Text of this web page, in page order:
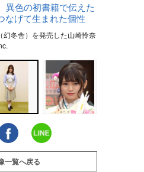
異色の初書籍で伝えた
げて生まれた個性
幻冬舎）を発売した山崎怜奈
一覧へ戻る